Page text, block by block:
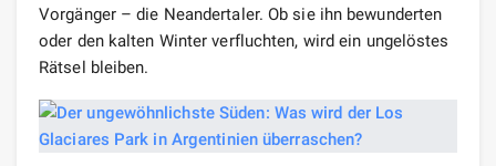
Vorgänger – die Neandertaler. Ob sie ihn bewunderten
oder den kalten Winter verfluchten, wird ein ungelöstes
Rätsel bleiben.